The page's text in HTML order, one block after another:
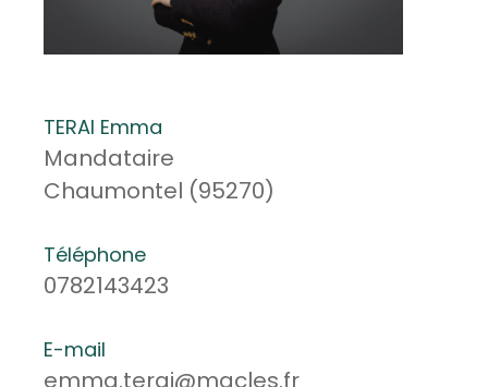
TERAI Emma
Mandataire
Chaumontel (95270)
Téléphone
0782143423
E-mail
emma.terai@macles.fr